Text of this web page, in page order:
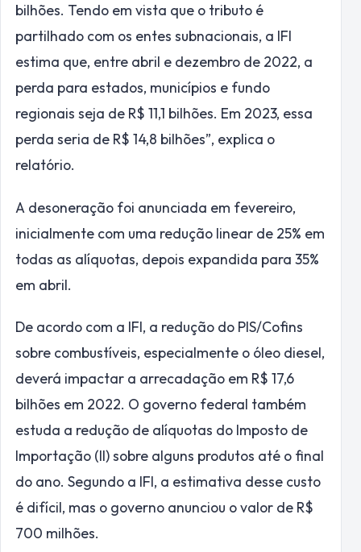
bilhões. Tendo em vista que o tributo é
partilhado com os entes subnacionais, a IFI
estima que, entre abril e dezembro de 2022, a
perda para estados, municípios e fundo
regionais seja de R$ 11,1 bilhões. Em 2023, essa
perda seria de R$ 14,8 bilhões”, explica o
relatório.
A desoneração foi anunciada em fevereiro,
inicialmente com uma redução linear de 25% em
todas as alíquotas, depois expandida para 35%
em abril.
De acordo com a IFI, a redução do PIS/Cofins
sobre combustíveis, especialmente o óleo diesel,
deverá impactar a arrecadação em R$ 17,6
bilhões em 2022. O governo federal também
estuda a redução de alíquotas do Imposto de
Importação (II) sobre alguns produtos até o final
do ano. Segundo a IFI, a estimativa desse custo
é difícil, mas o governo anunciou o valor de R$
700 milhões.